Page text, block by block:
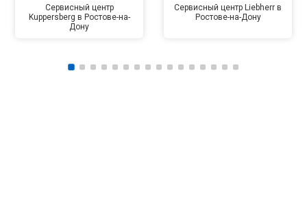
Сервисный центр
Kuppersberg в Ростове-на-
Дону
Сервисный центр Liebherr в
Ростове-на-Дону